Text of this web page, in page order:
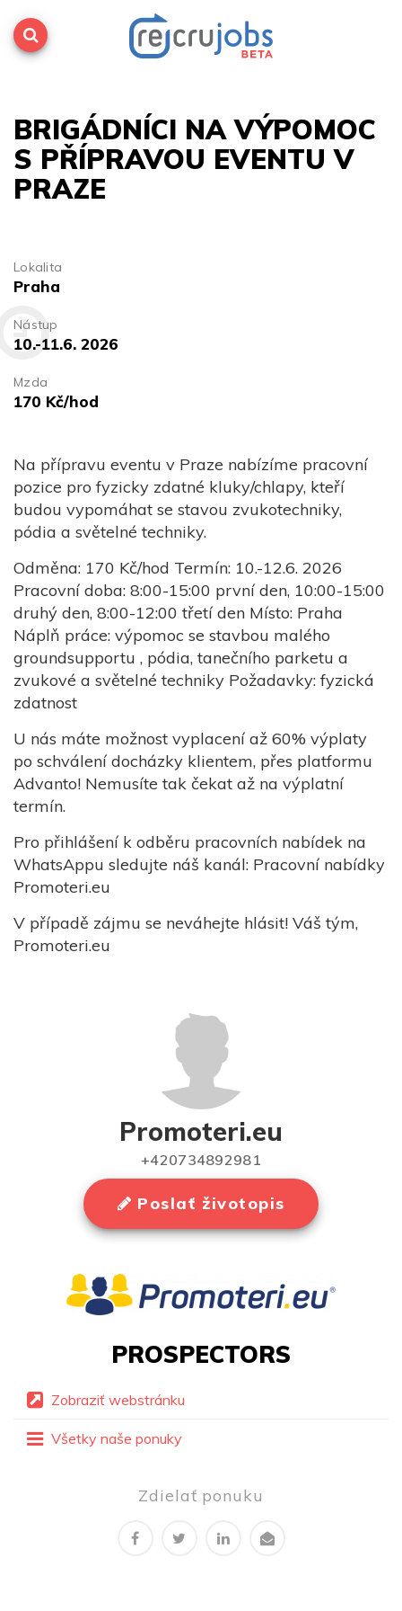
BRIGÁDNÍCI NA VÝPOMOC
S PŘÍPRAVOU EVENTU V
PRAZE
Lokalita
Praha
Nástup
10.-11.6. 2026
Mzda
170 Kč/hod
Na přípravu eventu v Praze nabízíme pracovní
pozice pro fyzicky zdatné kluky/chlapy, kteří
budou vypomáhat se stavou zvukotechniky,
pódia a světelné techniky.
Odměna: 170 Kč/hod Termín: 10.-12.6. 2026
Pracovní doba: 8:00-15:00 první den, 10:00-15:00
druhý den, 8:00-12:00 třetí den Místo: Praha
Náplň práce: výpomoc se stavbou malého
groundsupportu , pódia, tanečního parketu a
zvukové a světelné techniky Požadavky: fyzická
zdatnost
U nás máte možnost vyplacení až 60% výplaty
po schválení docházky klientem, přes platformu
Advanto! Nemusíte tak čekat až na výplatní
termín.
Pro přihlášení k odběru pracovních nabídek na
WhatsAppu sledujte náš kanál: Pracovní nabídky
Promoteri.eu
V případě zájmu se neváhejte hlásit! Váš tým,
Promoteri.eu
Promoteri.eu
+420734892981
Poslať životopis
PROSPECTORS
Zobraziť webstránku
Všetky naše ponuky
Zdielať ponuku